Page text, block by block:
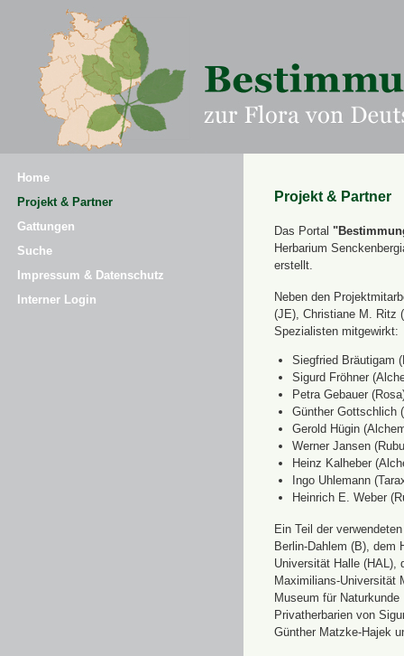
Home
Projekt & Partner
Gattungen
Suche
Impressum & Datenschutz
Interner Login
Projekt & Partner
Das Portal
Herbarium
erstellt.
Neben den
(JE), Christiane M. Ritz
Spezialisten mitgewirkt:
Siegfried Bräutigam
Sigurd Fröhner
Petra Gebauer
Günther Gottschlich
Gerold Hügin
Werner Jansen
Heinz Kalheber
Ingo Uhlemann
Heinrich E. Weber
Ein Teil der
Berlin-Dahlem (B), dem
Universität Halle (HAL),
Maximilians-Universität
Museum für
Privatherbarien von
Günther Matzke-Hajek